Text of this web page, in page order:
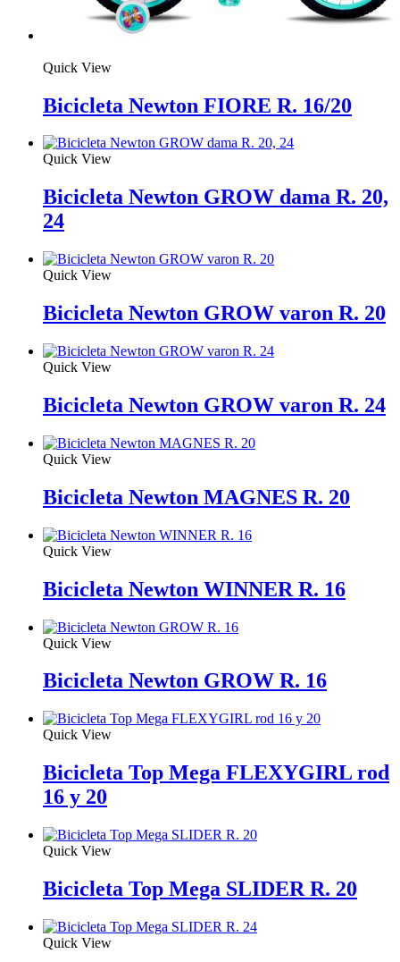
Quick View
Bicicleta Newton FIORE R. 16/20
Quick View
Bicicleta Newton GROW dama R. 20,
24
Quick View
Bicicleta Newton GROW varon R. 20
Quick View
Bicicleta Newton GROW varon R. 24
Quick View
Bicicleta Newton MAGNES R. 20
Quick View
Bicicleta Newton WINNER R. 16
Quick View
Bicicleta Newton GROW R. 16
Quick View
Bicicleta Top Mega FLEXYGIRL rod
16 y 20
Quick View
Bicicleta Top Mega SLIDER R. 20
Quick View